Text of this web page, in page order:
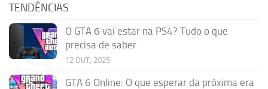
TENDÊNCIAS
O GTA 6 vai estar na PS4? Tudo o que
precisa de saber
12 OUT, 2025
GTA 6 Online: O que esperar da próxima era